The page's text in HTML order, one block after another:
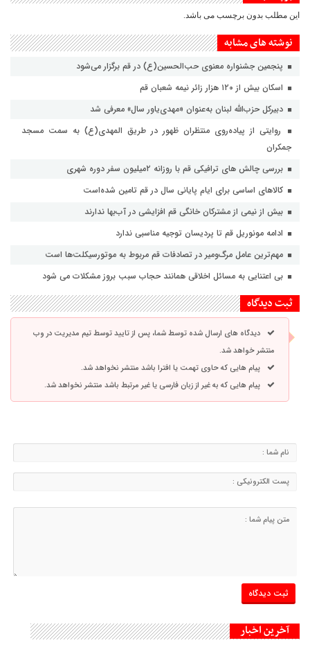
این مطلب بدون برچسب می باشد.
نوشته های مشابه
پنجمین جشنواره معنوی حب‌الحسین(ع) در قم برگزار می‌شود
اسکان بیش از ۱۲۰ هزار زائر نیمه شعبان قم
دبیرکل حزب‌الله لبنان به‌عنوان «مهدی‌یاور سال» معرفی شد
روایتی از پیاده‌روی منتظران ظهور در طریق المهدی(ع) به سمت مسجد
جمکران
بررسی چالش های ترافیکی قم با روزانه ۲میلیون سفر دوره شهری
کالاهای اساسی برای ایام پایانی سال در قم تامین شده‌است
بیش از نیمی از مشترکان خانگی قم افزایشی در آب‌بها ندارند
ادامه مونوریل قم تا پردیسان توجیه مناسبی ندارد
مهم‌ترین عامل مرگ‌ومیر در تصادفات قم مربوط به موتورسیکلت‌ها است
بی اعتنایی به مسائل اخلاقی همانند حجاب سبب بروز مشکلات می شود
ثبت دیدگاه
دیدگاه های ارسال شده توسط شما، پس از تایید توسط تیم مدیریت در وب
منتشر خواهد شد.
پیام هایی که حاوی تهمت یا افترا باشد منتشر نخواهد شد.
پیام هایی که به غیر از زبان فارسی یا غیر مرتبط باشد منتشر نخواهد شد.
آخرین اخبار